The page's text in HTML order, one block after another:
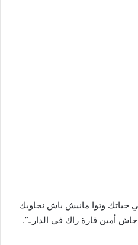
حياتك وتوا مانيش باش نجاوبك
أمين قارة راك في الدار..”.